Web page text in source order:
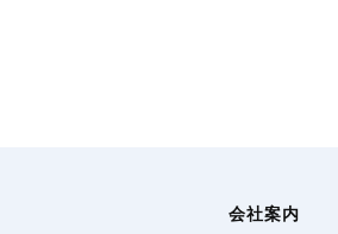
会社案内